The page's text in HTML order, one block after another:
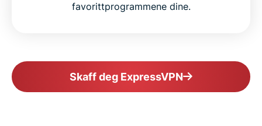
favorittprogrammene dine.
Skaff deg ExpressVPN